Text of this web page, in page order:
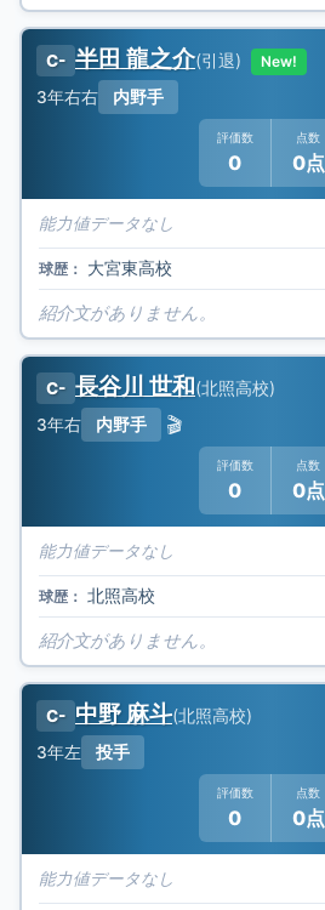
C- 半田 龍之介(引退) New!
3年右右 内野手
評価数
0
点数
0点
能力値データなし
球歴： 大宮東高校
紹介文がありません。
C- 長谷川 世和(北照高校)
3年右 内野手 🎬
評価数
0
点数
0点
能力値データなし
球歴： 北照高校
紹介文がありません。
C- 中野 麻斗(北照高校)
3年左 投手
評価数
0
点数
0点
能力値データなし